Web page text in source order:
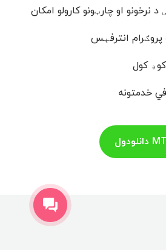
نرخونو او چارټونو کارولو امکان
انترفېس
کول